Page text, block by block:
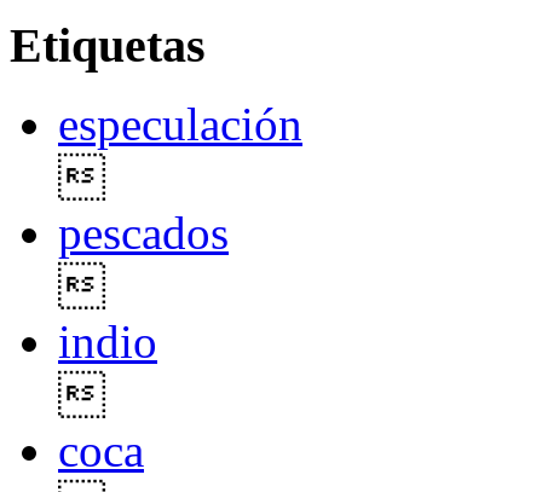
Etiquetas
especulación
pescados
indio
coca